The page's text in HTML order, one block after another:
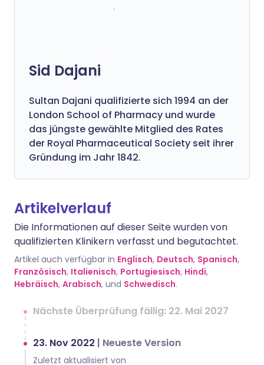
Sid Dajani
Sultan Dajani qualifizierte sich 1994 an der
London School of Pharmacy und wurde
das jüngste gewählte Mitglied des Rates
der Royal Pharmaceutical Society seit ihrer
Gründung im Jahr 1842.
Artikelverlauf
Die Informationen auf dieser Seite wurden von
qualifizierten Klinikern verfasst und begutachtet.
Artikel auch verfügbar in Englisch, Deutsch, Spanisch,
Französisch, Italienisch, Portugiesisch, Hindi,
Hebräisch, Arabisch, und Schwedisch.
Nächste Überprüfung fällig: 22. Mai 2027
23. Nov 2022 | Neueste Version
Zuletzt aktualisiert von